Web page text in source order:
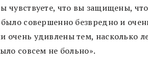
чувствуете, что вы защищены,
совершенно безвредно и
удивлены тем, насколько
совсем не больно».